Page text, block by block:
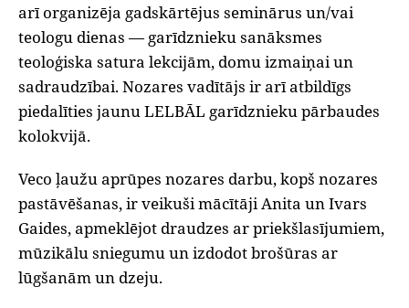
arī organizēja gadskārtējus seminārus un/vai
teologu dienas — garīdznieku sanāksmes
teoloģiska satura lekcijām, domu izmaiņai un
sadraudzībai. Nozares vadītājs ir arī atbildīgs
piedalīties jaunu LELBĀL garīdznieku pārbaudes
kolokvijā.
‌Veco ļaužu aprūpes nozares darbu, kopš nozares
pastāvēšanas, ir veikuši mācītāji Anita un Ivars
Gaides, apmeklējot draudzes ar priekšlasījumiem,
mūzikālu sniegumu un izdodot brošūras ar
lūgšanām un dzeju.